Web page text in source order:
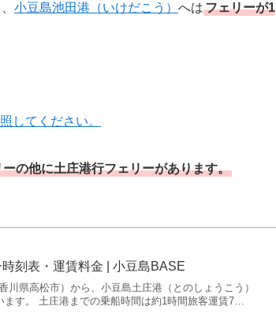
小豆島池田港（いけだこう） へはフェリーが1
してください。
の他に土庄港行フェリーがあります。
刻表・運賃料金 | 小豆島BASE
川県高松市）から、小豆島土庄港（とのしょうこう）
す。 土庄港までの乗船時間は約1時間旅客運賃7…